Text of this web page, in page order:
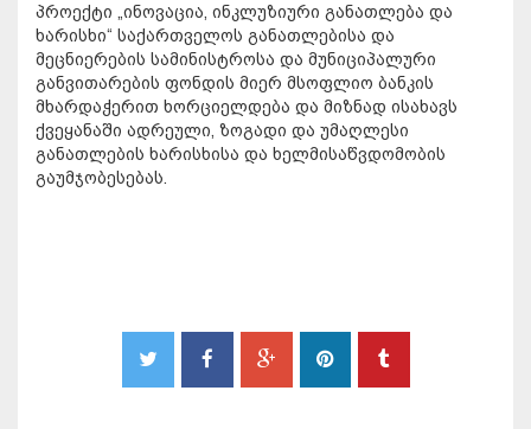
პროექტი „ინოვაცია, ინკლუზიური განათლება და
ხარისხი“ საქართველოს განათლებისა და
მეცნიერების სამინისტროსა და მუნიციპალური
განვითარების ფონდის მიერ მსოფლიო ბანკის
მხარდაჭერით ხორციელდება და მიზნად ისახავს
ქვეყანაში ადრეული, ზოგადი და უმაღლესი
განათლების ხარისხისა და ხელმისაწვდომობის
გაუმჯობესებას.